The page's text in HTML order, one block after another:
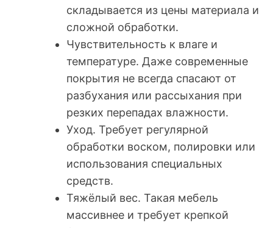
складывается из цены материала и
сложной обработки.
Чувствительность к влаге и
температуре. Даже современные
покрытия не всегда спасают от
разбухания или рассыхания при
резких перепадах влажности.
Уход. Требует регулярной
обработки воском, полировки или
использования специальных
средств.
Тяжёлый вес. Такая мебель
массивнее и требует крепкой